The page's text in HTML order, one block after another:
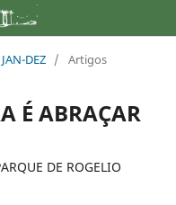
DEZ / Artigos
É ABRAÇAR
DE ROGELIO